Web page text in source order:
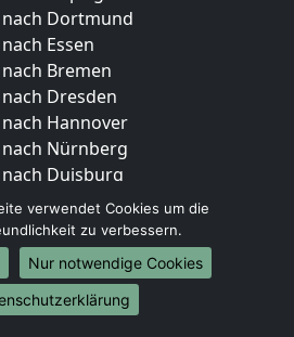
Dortmund
Essen
Bremen
Dresden
Hannover
Nürnberg
Duisburg
nach Bochum
nach Wuppertal
Bielefeld
Bonn
nach Münster
verwendet Cookies um die
zu verbessern.
Nur notwendige Cookies